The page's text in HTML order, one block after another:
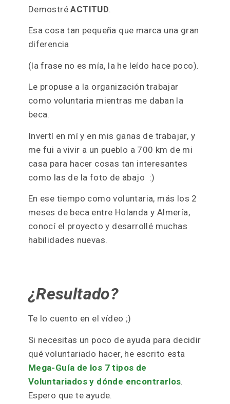
voluntaria?
Laclavede lo que te voy a contar hoy,
como de casi todo en esta vida -y de por
que te guste siendo voluntario durante un
tiempo-, es ésta.
DemostréACTITUD .
Esa cosa tan pequeña que marca una gran
diferencia
(la frase no es mía, la he leído hace poco).
Invertí en mí y en mis ganas de trabajar, y
me fui a vivir a un pueblo a 700 km de mi
como las de la foto de abajo :)
En ese tiempo como voluntaria, más los 2
meses de beca entre Holanda y Almería,
conocí el proyecto y desarrollé muchas